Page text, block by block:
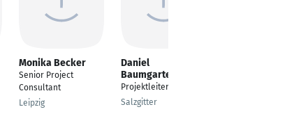
Monika Becker
Senior Project
Consultant
Leipzig
Daniel
Baumgarten
Projektleiter TGA
Salzgitter